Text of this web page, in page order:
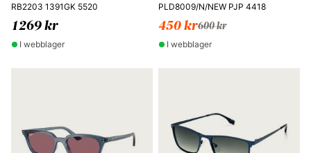
RB2203 1391GK 5520
1269 kr
I webblager
PLD8009/N/NEW PJP 4418
450 kr600 kr
I webblager